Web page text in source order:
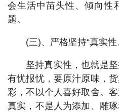
会生活中苗头性、倾向性
题。
(三)、严格坚持“真实
坚持真实性，也就是
有忧报忧，要原汁原味，
彩，不以个人喜好取舍。
真实，不是人为添加、雕